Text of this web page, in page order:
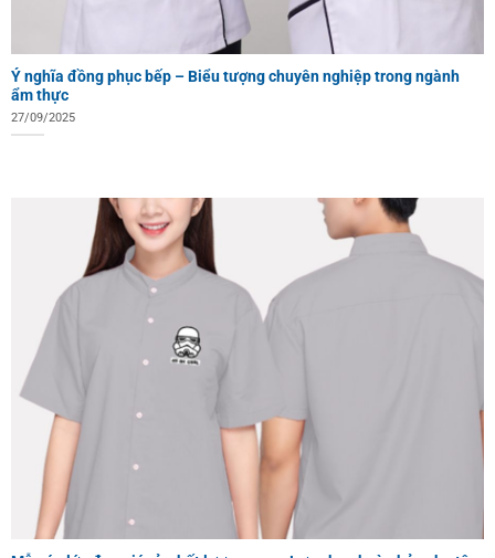
Ý nghĩa đồng phục bếp – Biểu tượng chuyên nghiệp trong ngành
ẩm thực
27/09/2025